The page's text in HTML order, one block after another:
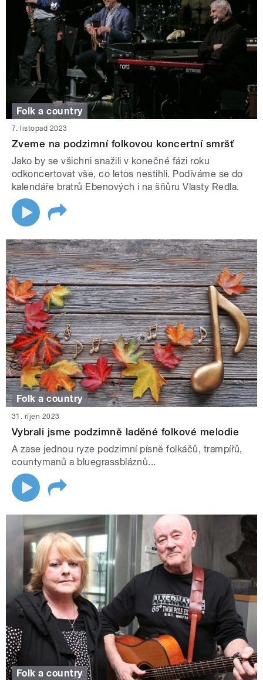
Folk a country
7. listopad 2023
Zveme na podzimní folkovou koncertní smršť
Jako by se všichni snažili v konečné fázi roku
odkoncertovat vše, co letos nestihli. Podíváme se do
kalendáře bratrů Ebenových i na šňůru Vlasty Redla.
Folk a country
31. říjen 2023
Vybrali jsme podzimně laděné folkové melodie
A zase jednou ryze podzimní písně folkáčů, trampířů,
countymanů a bluegrassbláznů...
Folk a country